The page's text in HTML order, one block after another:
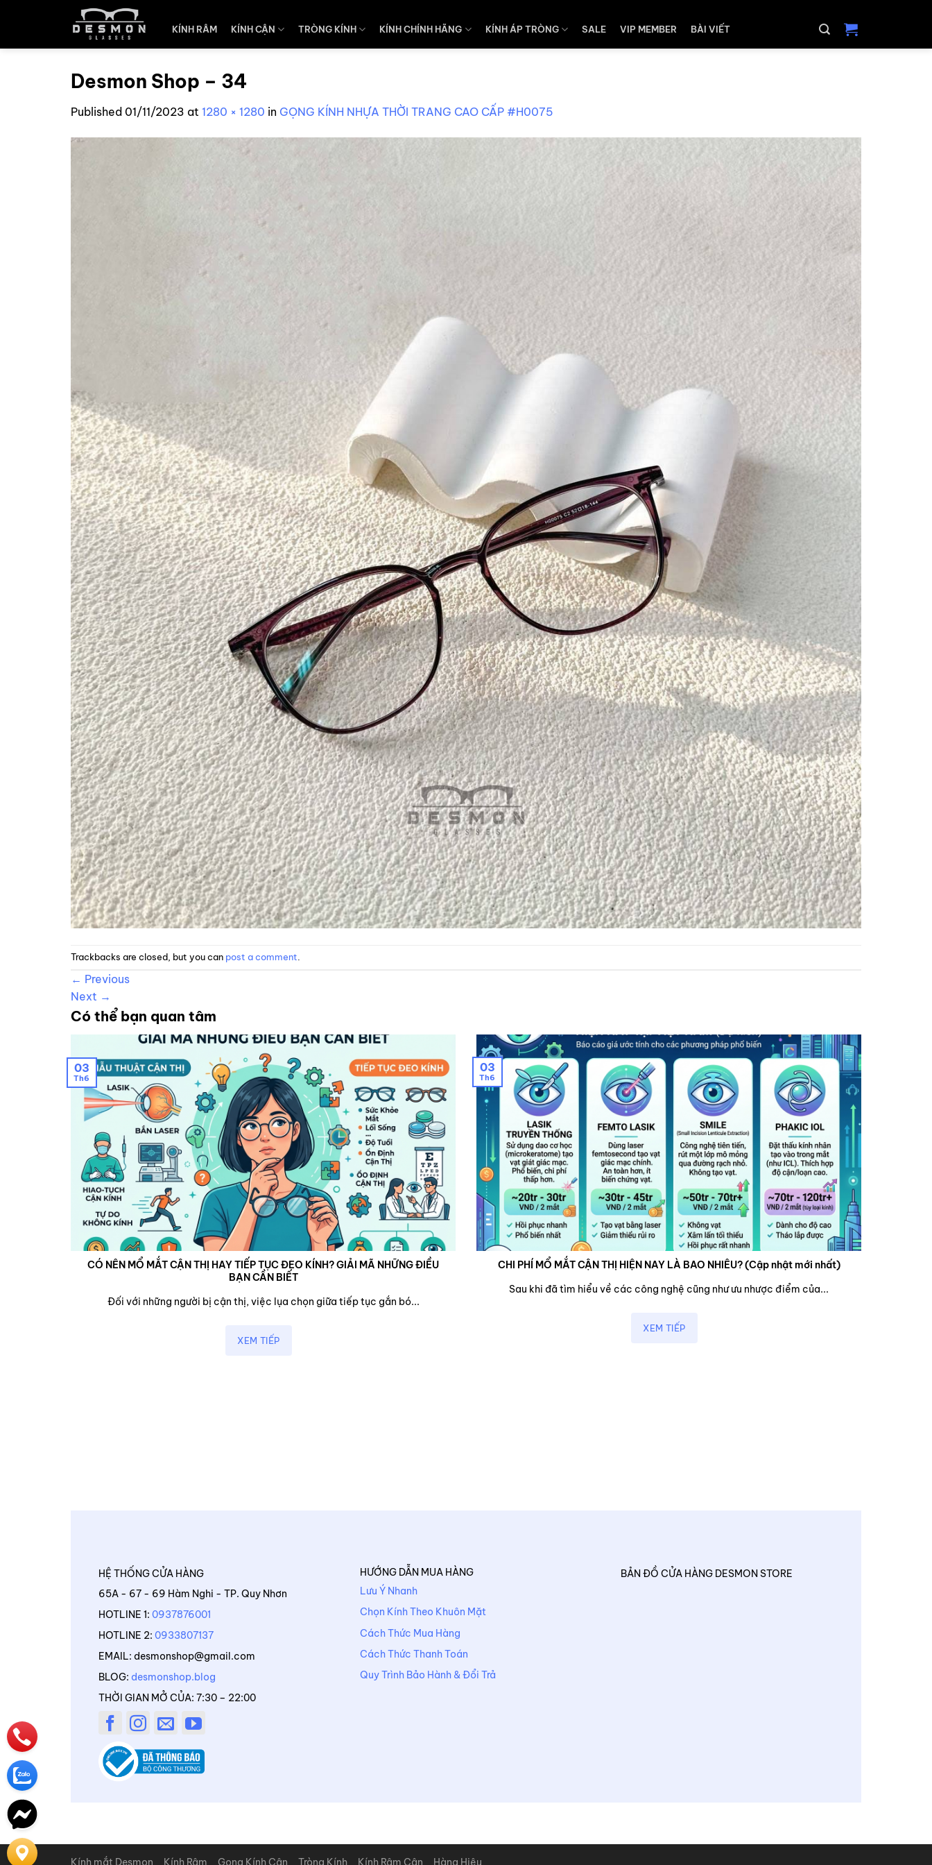
KÍNH RÂM KÍNH CẬN TRÒNG KÍNH KÍNH CHÍNH HÃNG KÍNH ÁP TRÒNG SALE VIP MEMBER BÀI VIẾT
Desmon Shop – 34
Published 01/11/2023 at 1280 × 1280 in GỌNG KÍNH NHỰA THỜI TRANG CAO CẤP #H0075
Trackbacks are closed, but you can post a comment
← Previous
Next →
Có thể bạn quan tâm
CÓ NÊN MỔ MẮT CẬN THỊ HAY TIẾP TỤC ĐEO KÍNH? GIẢI MÃ NHỮNG ĐIỀU
BẠN CẦN BIẾT
Đối với những người bị cận thị, việc lụa chọn giữa tiếp tục gắn bó...
XEM TIẾP
03
Th6
CHI PHÍ MỔ MẮT CẬN THỊ HIỆN NAY LÀ BAO NHIÊU? (Cập nhật mới nhất)
Sau khi đã tìm hiểu về các công nghệ cũng như ưu nhược điểm của...
XEM TIẾP
03
Th6
HỆ THỐNG CỬA HÀNG
65A - 67 - 69 Hàm Nghi - TP. Quy Nhơn
HOTLINE 1: 0937876001
HOTLINE 2: 0933807137
EMAIL: desmonshop@gmail.com
BLOG: desmonshop.blog
THỜI GIAN MỞ CỦA: 7:30 – 22:00
HƯỚNG DẪN MUA HÀNG
Lưu Ý Nhanh
Chọn Kính Theo Khuôn Mặt
Cách Thức Mua Hàng
Cách Thức Thanh Toán
Quy Trình Bảo Hành & Đổi Trả
BẢN ĐỒ CỬA HÀNG DESMON STORE
Kính mắt Desmon Kính Râm Gọng Kính Cận Tròng Kính Kính Râm Cận Hàng Hiệu